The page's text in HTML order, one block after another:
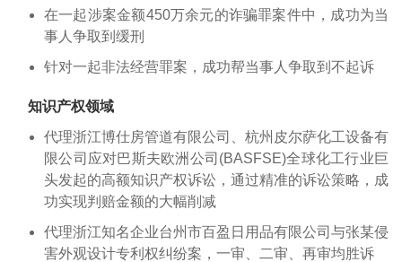
在一起涉案金额450万余元的诈骗罪案件中，成功为当
事人争取到缓刑
针对一起非法经营罪案，成功帮当事人争取到不起诉
知识产权领域
代理浙江博仕房管道有限公司、杭州皮尔萨化工设备有
限公司应对巴斯夫欧洲公司(BASFSE)全球化工行业巨
头发起的高额知识产权诉讼，通过精准的诉讼策略，成
功实现判赔金额的大幅削减
代理浙江知名企业台州市百盈日用品有限公司与张某侵
害外观设计专利权纠纷案，一审、二审、再审均胜诉